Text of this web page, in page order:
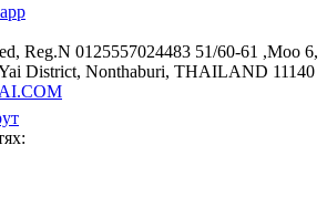
Reg.N 0125557024483 51/60-61 ,Moo 6,
District, Nonthaburi, THAILAND 11140